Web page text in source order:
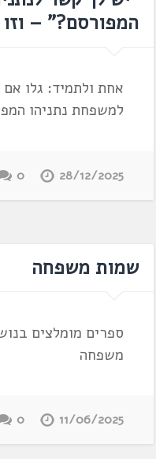
המפורסם?" –
אחת ולתמיד: גלו
למשפחת נתניהו
28/12/2025
0
שמות משפחה
ספרים מומלצים
משפחה
11/06/2025
0